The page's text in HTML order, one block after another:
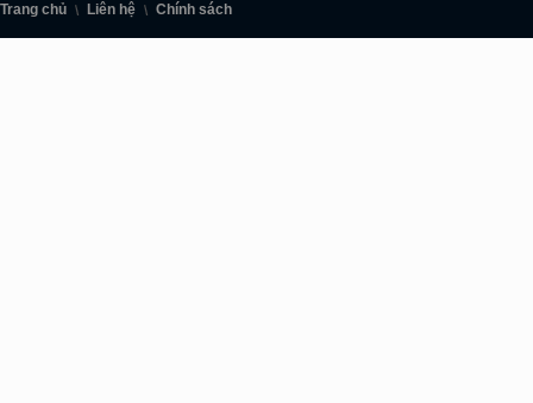
Trang chủ Liên hệ Chính sách